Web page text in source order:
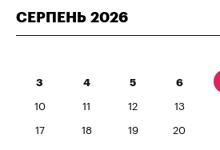
СЕРПЕНЬ 2026
3 4 5 6
10 11 12 13
17 18 19 20